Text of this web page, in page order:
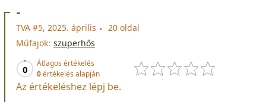
-
TVA #5, 2025. április
20 oldal
Műfajok: szuperhős
0
Átlagos értékelés
0értékelés alapján
Az értékeléshez lépj be.